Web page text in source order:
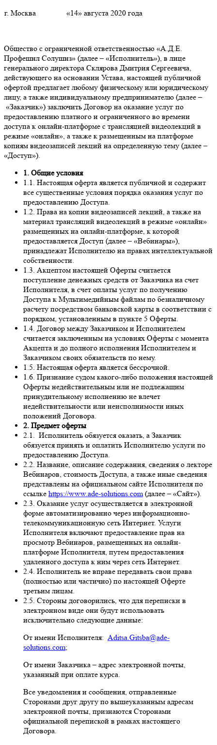
г. Москва
«14» августа 2020 года
Общество с ограниченной ответственностью «А.Д.Е.
Профешнл Солушнз» (далее – «Исполнитель»), в лице
генерального директора Склярова Дмитрия Сергеевича,
действующего на основании Устава, настоящей публичной
офертой предлагает любому физическому или юридическому
лицу, а также индивидуальному предпринимателю (далее –
«Заказчик») заключить Договор на оказание услуг по
предоставлению платного и ограниченного во времени
доступа к онлайн-платформе с трансляцией видеолекций в
режиме «онлайн», а также к размещенным на платформе
копиям видеозаписей лекций на определенную тему (далее –
«Доступ»).
1. Общие условия
1.1. Настоящая оферта является публичной и содержит
все существенные условия порядка оказания услуг по
предоставлению Доступа.
1.2. Права на копии видеозаписей лекций, а также на
материал трансляций видеолекций в режиме «онлайн»
размещенных на онлайн-платформе, к которой
предоставляется Доступ (далее – «Вебинары»),
принадлежат Исполнителю на правах интеллектуальной
собственности.
1.3. Акцептом настоящей Оферты считается
поступление денежных средств от Заказчика на счет
Исполнителя, в счет оплаты услуг по получению
Доступа к Мультимедийным файлам по безналичному
расчету посредством банковской карты в соответствии с
порядком, установленным в пункте 5 Оферты.
1.4. Договор между Заказчиком и Исполнителем
считается заключенным на условиях Оферты с момента
Акцепта и до полного исполнения Исполнителем и
Заказчиком своих обязательств по нему.
1.5. Настоящая оферта является бессрочной.
1.6. Признание судом какого-либо положения настоящей
Оферты недействительным или не подлежащим
принудительному исполнению не влечет
недействительности или неисполнимости иных
положений Договора.
2. Предмет оферты
2.1. Исполнитель обязуется оказать, а Заказчик
обязуется принять и оплатить Исполнителю услуги по
предоставлению Доступа.
2.2. Название, описание содержания, сведения о лекторе
Вебинаров, стоимость Доступа, а также иные сведения
представлены на официальном сайте Исполнителя по
ссылке https://www.ade-solutions.com(далее – «Сайт»).
2.3. Оказание услуг осуществляется в электронной
форме автоматизированно через информационно-
телекоммуникационную сеть Интернет. Услуги
Исполнителя включают предоставление прав на
просмотр Вебинаров, размещенных на онлайн-
платформе Исполнителя, путем предоставления
удаленного доступа к ним через сеть Интернет.
2.4. Исполнитель не вправе передавать свои права
(полностью или частично) по настоящей Оферте
третьим лицам.
2.5. Стороны договорились, что для переписки в
электронном виде они будут использовать
исключительно следующие данные:
От имени Исполнителя: Aditsa.Gitsba@ade-
solutions.com;
От имени Заказчика – адрес электронной почты,
указанный при оплате курса.
Все уведомления и сообщения, отправленные
Сторонами друг другу по вышеуказанным адресам
электронной почты, признаются Сторонами
официальной перепиской в рамках настоящего
Договора.